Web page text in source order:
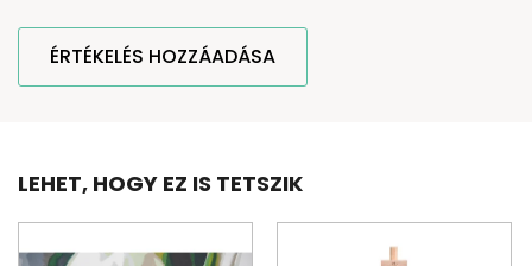
ÉRTÉKELÉS HOZZÁADÁSA
LEHET, HOGY EZ IS TETSZIK